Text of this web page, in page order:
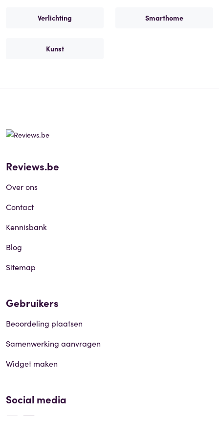
Verlichting Smarthome
Kunst
Reviews.be
Over ons
Contact
Kennisbank
Blog
Sitemap
Gebruikers
Beoordeling plaatsen
Samenwerking aanvragen
Widget maken
Social media